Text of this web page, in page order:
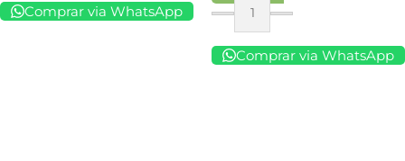
Comprar via WhatsApp
Comprar via WhatsApp